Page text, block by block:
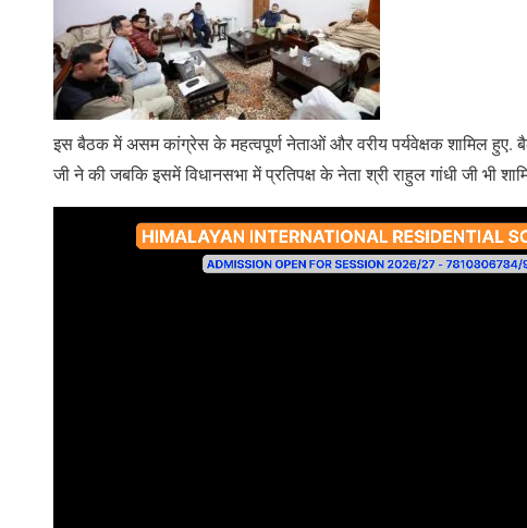
इस बैठक में असम कांग्रेस के महत्वपूर्ण नेताओं और वरीय पर्यवेक्षक शामिल हुए.
जी ने की जबकि इसमें विधानसभा में प्रतिपक्ष के नेता श्री राहुल गांधी जी भी